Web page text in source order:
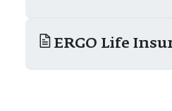
ERGO Life